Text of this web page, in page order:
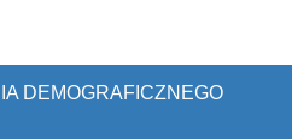
DEMOGRAFICZNEGO